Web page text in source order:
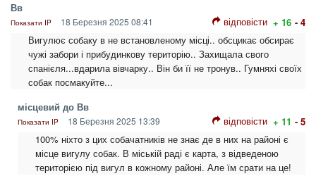
Вв
Показати IP 18 Березня 2025 08:41 відповісти + 16 - 4
Вигулює собаку в не встановленому місці.. обсцикає обсирає
чужі забори і прибудинкову територію.. Захищала свого
спанієля...вдарила вівчарку.. Він би її не тронув.. Гумняхі своїх
собак посмакуйте...
місцевий до Вв
Показати IP 18 Березня 2025 13:39 відповісти + 11 - 5
100% ніхто з цих собачатників не знає де в них на районі є
місце вигулу собак. В міській раді є карта, з відведеною
територією під вигул в кожному районі. Але їм срати на це!